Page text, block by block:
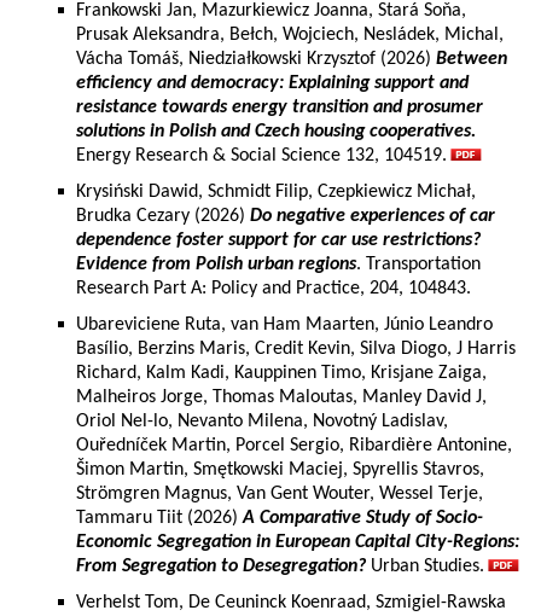
Frankowski Jan, Mazurkiewicz Joanna, Stará Soňa,
Prusak Aleksandra, Bełch, Wojciech, Nesládek, Michal,
Vácha Tomáš, Niedziałkowski Krzysztof (2026) Between
efficiency and democracy: Explaining support and
resistance towards energy transition and prosumer
solutions in Polish and Czech housing cooperatives.
Energy Research & Social Science 132, 104519.
Krysiński Dawid, Schmidt Filip, Czepkiewicz Michał,
Brudka Cezary (2026) Do negative experiences of car
dependence foster support for car use restrictions?
Evidence from Polish urban regions. Transportation
Research Part A: Policy and Practice, 204, 104843.
Ubareviciene Ruta, van Ham Maarten, Júnio Leandro
Basílio, Berzins Maris, Credit Kevin, Silva Diogo, J Harris
Richard, Kalm Kadi, Kauppinen Timo, Krisjane Zaiga,
Malheiros Jorge, Thomas Maloutas, Manley David J,
Oriol Nel-lo, Nevanto Milena, Novotný Ladislav,
Ouředníček Martin, Porcel Sergio, Ribardière Antonine,
Šimon Martin, Smętkowski Maciej, Spyrellis Stavros,
Strömgren Magnus, Van Gent Wouter, Wessel Terje,
Tammaru Tiit (2026)A Comparative Study of Socio-
Economic Segregation in European Capital City-Regions:
From Segregation to Desegregation? Urban Studies.
Verhelst Tom, De Ceuninck Koenraad, Szmigiel-Rawska